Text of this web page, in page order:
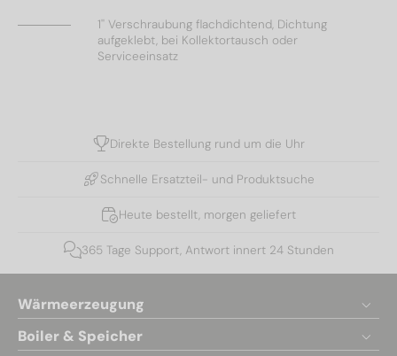
1'' Verschraubung flachdichtend, Dichtung
aufgeklebt, bei Kollektortausch oder
Serviceeinsatz
Direkte Bestellung rund um die Uhr
Schnelle Ersatzteil- und Produktsuche
Heute bestellt, morgen geliefert
365 Tage Support, Antwort innert 24 Stunden
Wärmeerzeugung
Boiler & Speicher